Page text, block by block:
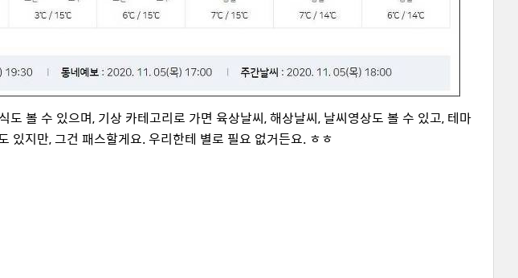
도 볼 수 있으며, 기상 카테고리로 가면 육상날씨, 해상날씨, 날씨영상도 볼 수 있고, 테마
있지만, 그건 패스할게요. 우리한테 별로 필요 없거든요. ㅎㅎ